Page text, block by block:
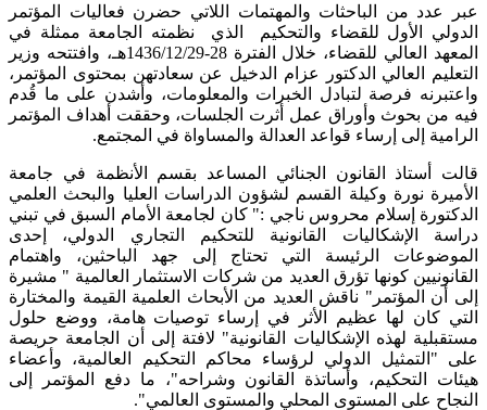
عبر عدد من الباحثات والمهتمات اللاتي حضرن فعاليات المؤتمر
الدولي الأول للقضاء والتحكيم الذي نظمته الجامعة ممثلة في
المعهد العالي للقضاء، خلال الفترة 28-1436/12/29هـ، وافتتحه وزير
التعليم العالي الدكتور عزام الدخيل عن سعادتهن بمحتوى المؤتمر،
واعتبرنه فرصة لتبادل الخبرات والمعلومات، وأشدن على ما قُدم
فيه من بحوث وأوراق عمل أثرت الجلسات، وحققت أهداف المؤتمر
الرامية إلى إرساء قواعد العدالة والمساواة في المجتمع.
قالت أستاذ القانون الجنائي المساعد بقسم الأنظمة في جامعة
الأميرة نورة وكيلة القسم لشؤون الدراسات العليا والبحث العلمي
الدكتورة إسلام محروس ناجي :" كان لجامعة الأمام السبق في تبني
دراسة الإشكاليات القانونية للتحكيم التجاري الدولي، إحدى
الموضوعات الرئيسة التي تحتاج إلى جهد الباحثين، واهتمام
القانونيين كونها تؤرق العديد من شركات الاستثمار العالمية " مشيرة
إلى أن المؤتمر" ناقش العديد من الأبحاث العلمية القيمة والمختارة
التي كان لها عظيم الأثر في إرساء توصيات هامة، ووضع حلول
مستقبلية لهذه الإشكاليات القانونية" لافتة إلى أن الجامعة حريصة
على "التمثيل الدولي لرؤساء محاكم التحكيم العالمية، وأعضاء
هيئات التحكيم، وأساتذة القانون وشراحه"، ما دفع المؤتمر إلى
النجاح على المستوى المحلي والمستوى العالمي".